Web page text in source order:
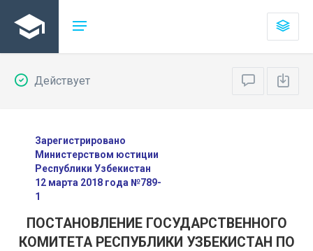
Действует
Зарегистрировано
Министерством юстиции
Республики Узбекистан
12 марта 2018 года №789-
1
ПОСТАНОВЛЕНИЕ ГОСУДАРСТВЕННОГО
КОМИТЕТА РЕСПУБЛИКИ УЗБЕКИСТАН ПО